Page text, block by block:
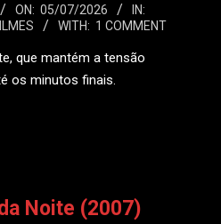
ON: 05/07/2026
IN:
WITH: 1 COMMENT
que mantém a tensão
os minutos finais.
Noite (2007)